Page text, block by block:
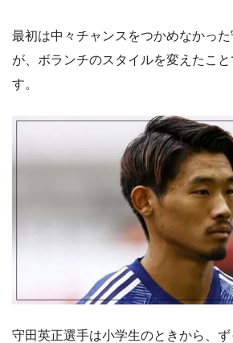
最初は中々チャンスをつかめなかっ
が、ボランチのスタイルを変えたこ
す。
守田英正選手は小学生のときから、